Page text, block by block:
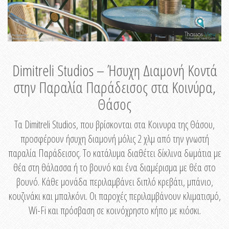
Dimitreli Studios – Ήσυχη Διαμονή Κοντά
στην Παραλία Παράδεισος στα Κοινύρα,
Θάσος
Τα Dimitreli Studios, που βρίσκονται στα Κοινυρα της Θάσου,
προσφέρουν ήσυχη διαμονή μόλις 2 χλμ από την γνωστή
παραλία Παράδεισος. Το κατάλυμα διαθέτει δίκλινα δωμάτια με
θέα στη θάλασσα ή το βουνό και ένα διαμέρισμα με θέα στο
βουνό. Κάθε μονάδα περιλαμβάνει διπλό κρεβάτι, μπάνιο,
κουζινάκι και μπαλκόνι. Οι παροχές περιλαμβάνουν κλιματισμό,
Wi-Fi και πρόσβαση σε κοινόχρηστο κήπο με κιόσκι.